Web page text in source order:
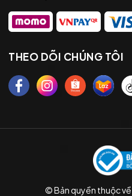
THEO DÕI CHÚNG TÔI
© Bản quyền thuộc về